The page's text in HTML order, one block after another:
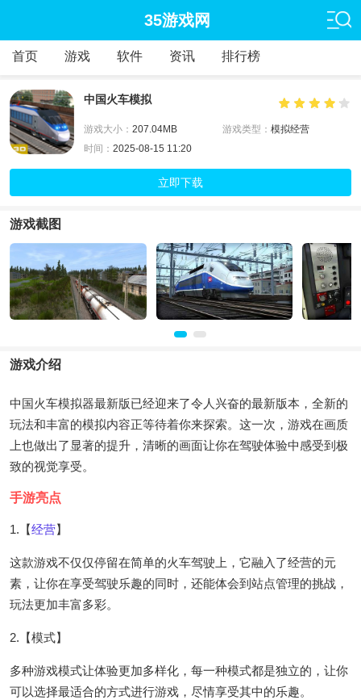
35游戏网
首页 游戏 软件 资讯 排行榜
中国火车模拟
游戏大小： 207.04MB 游戏类型： 模拟经营
时间： 2025-08-15 11:20
立即下载
游戏截图
游戏介绍
中国火车模拟器最新版已经迎来了令人兴奋的最新版本，全新的
玩法和丰富的模拟内容正等待着你来探索。这一次，游戏在画质
上也做出了显著的提升，清晰的画面让你在驾驶体验中感受到极
致的视觉享受。
手游亮点
1.【经营】
这款游戏不仅仅停留在简单的火车驾驶上，它融入了经营的元
素，让你在享受驾驶乐趣的同时，还能体会到站点管理的挑战，
玩法更加丰富多彩。
2.【模式】
多种游戏模式让体验更加多样化，每一种模式都是独立的，让你
可以选择最适合的方式进行游戏，尽情享受其中的乐趣。